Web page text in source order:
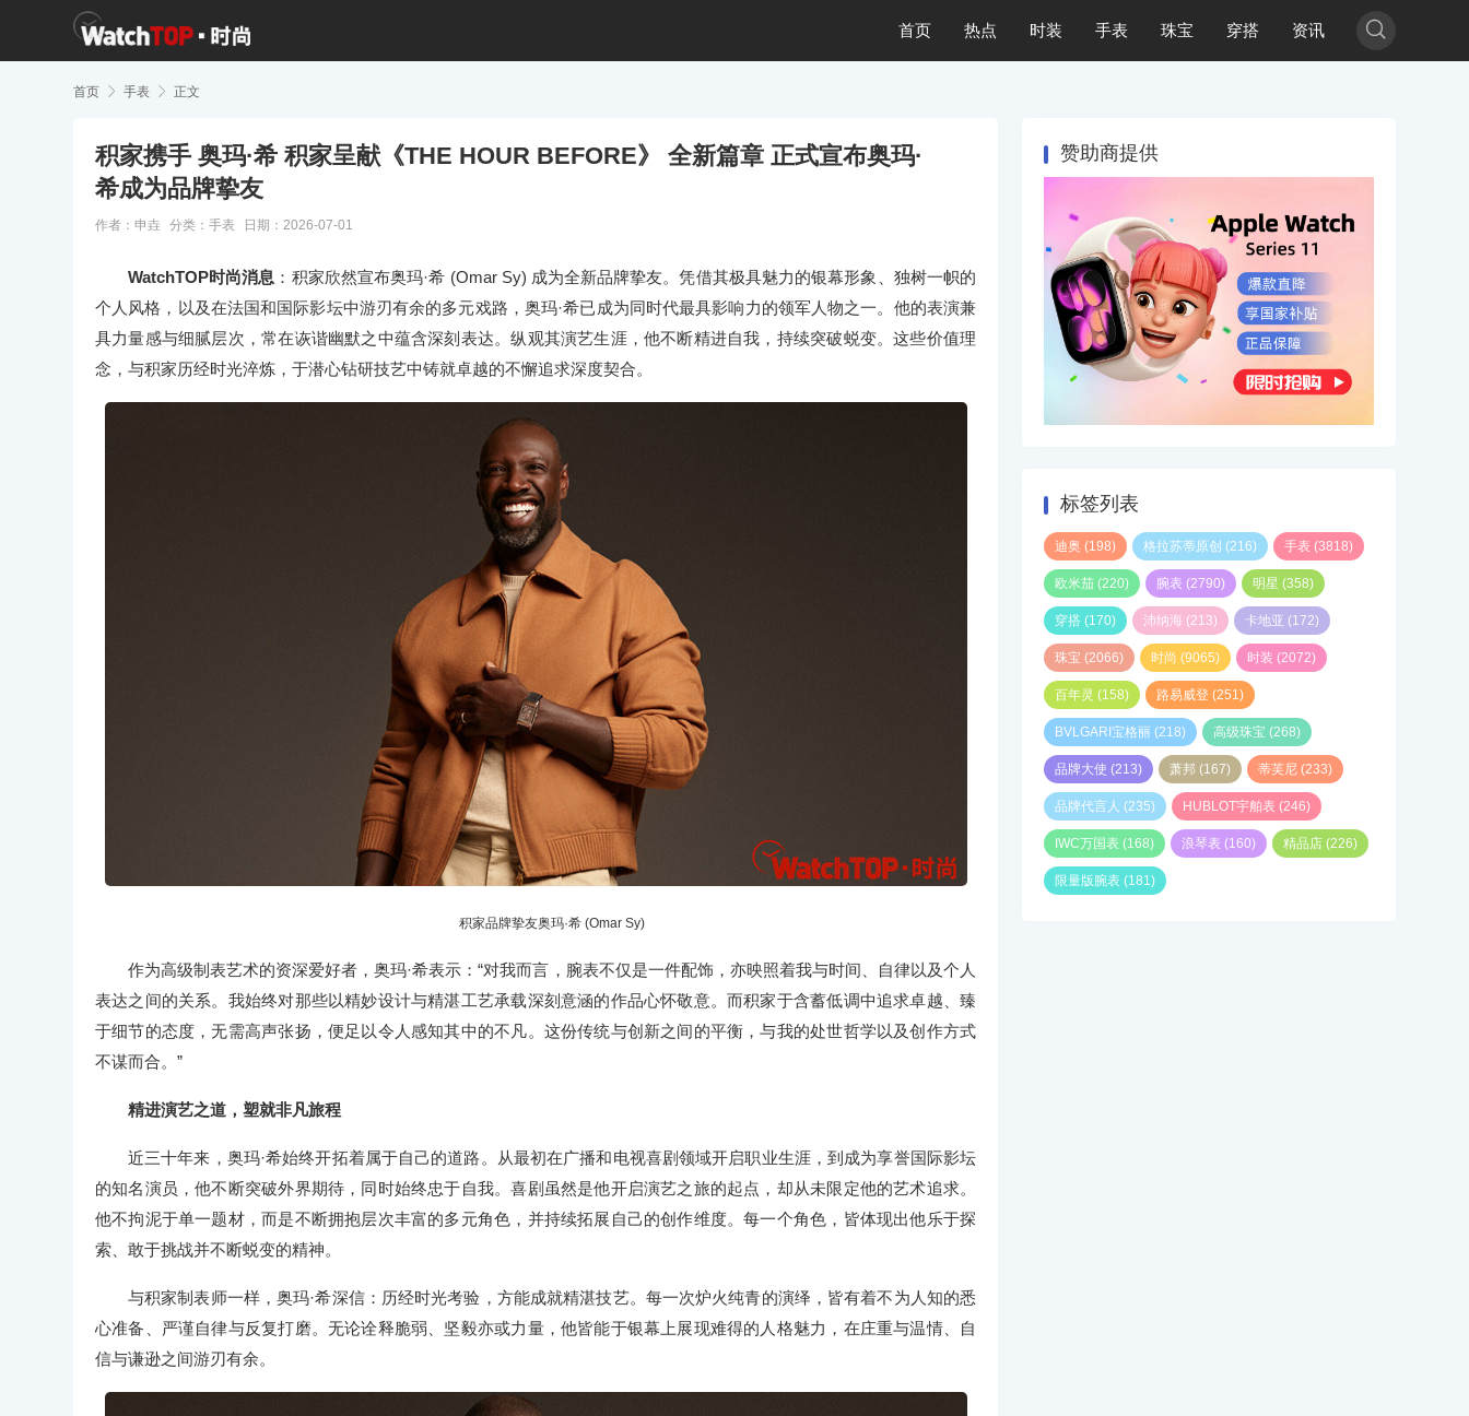
首页 热点 时装 手表 珠宝 穿搭 资讯 
首页  手表  正文
积家携手 奥玛·希 积家呈献《THE HOUR BEFORE》 全新篇章 正式宣布奥玛·
希成为品牌挚友
作者：申垚 分类： 手表 日期：2026-07-01
WatchTOP时尚消息 ：积家欣然宣布奥玛·希 (Omar Sy) 成为全新品牌挚友。凭借其极具魅力的银幕形象、独树一帜的
个人风格，以及在法国和国际影坛中游刃有余的多元戏路，奥玛·希已成为同时代最具影响力的领军人物之一。他的表演兼
具力量感与细腻层次，常在诙谐幽默之中蕴含深刻表达。纵观其演艺生涯，他不断精进自我，持续突破蜕变。这些价值理
念，与积家历经时光淬炼，于潜心钻研技艺中铸就卓越的不懈追求深度契合。
积家品牌挚友奥玛·希 (Omar Sy)
作为高级制表艺术的资深爱好者，奥玛·希表示：“对我而言，腕表不仅是一件配饰，亦映照着我与时间、自律以及个人
表达之间的关系。我始终对那些以精妙设计与精湛工艺承载深刻意涵的作品心怀敬意。而积家于含蓄低调中追求卓越、臻
于细节的态度，无需高声张扬，便足以令人感知其中的不凡。这份传统与创新之间的平衡，与我的处世哲学以及创作方式
不谋而合。”
精进演艺之道，塑就非凡旅程
近三十年来，奥玛·希始终开拓着属于自己的道路。从最初在广播和电视喜剧领域开启职业生涯，到成为享誉国际影坛
的知名演员，他不断突破外界期待，同时始终忠于自我。喜剧虽然是他开启演艺之旅的起点，却从未限定他的艺术追求。
他不拘泥于单一题材，而是不断拥抱层次丰富的多元角色，并持续拓展自己的创作维度。每一个角色，皆体现出他乐于探
索、敢于挑战并不断蜕变的精神。
与积家制表师一样，奥玛·希深信：历经时光考验，方能成就精湛技艺。每一次炉火纯青的演绎，皆有着不为人知的悉
心准备、严谨自律与反复打磨。无论诠释脆弱、坚毅亦或力量，他皆能于银幕上展现难得的人格魅力，在庄重与温情、自
信与谦逊之间游刃有余。
赞助商提供
标签列表
迪奥 (198) 格拉苏蒂原创 (216) 手表 (3818)
欧米茄 (220) 腕表 (2790) 明星 (358)
穿搭 (170) 沛纳海 (213) 卡地亚 (172)
珠宝 (2066) 时尚 (9065) 时装 (2072)
百年灵 (158) 路易威登 (251)
BVLGARI宝格丽 (218) 高级珠宝 (268)
品牌大使 (213) 萧邦 (167) 蒂芙尼 (233)
品牌代言人 (235) HUBLOT宇舶表 (246)
IWC万国表 (168) 浪琴表 (160) 精品店 (226)
限量版腕表 (181)